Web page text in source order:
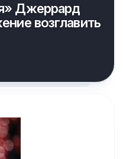
Джеррард
возглавить